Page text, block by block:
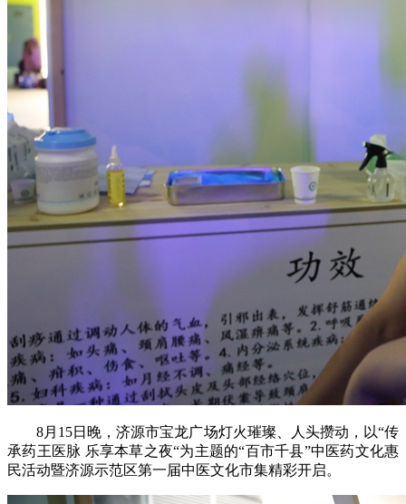
8月15日晚，济源市宝龙广场灯火璀璨、人头攒动，以“传
承药王医脉 乐享本草之夜“为主题的“百市千县”中医药文化惠
民活动暨济源示范区第一届中医文化市集精彩开启。